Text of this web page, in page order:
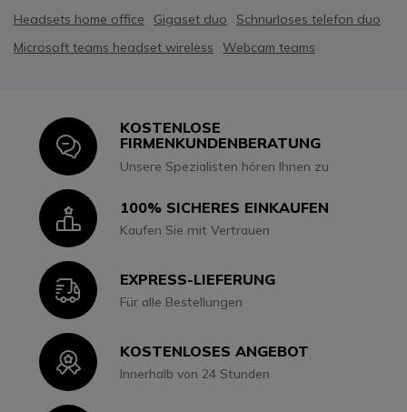
Headsets home office
Gigaset duo
Schnurloses telefon duo
Microsoft teams headset wireless
Webcam teams
Icon
KOSTENLOSE
FIRMENKUNDENBERATUNG
Unsere Spezialisten hören Ihnen zu
Icon100% SICHERES EINKAUFEN
Kaufen Sie mit Vertrauen
IconEXPRESS-LIEFERUNG
Für alle Bestellungen
IconKOSTENLOSES ANGEBOT
Innerhalb von 24 Stunden